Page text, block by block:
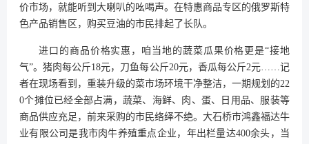
价市场，就能听到大喇叭的吆喝声。在特惠商品专区的俄罗斯特
色产品销售区，购买豆油的市民排起了长队。
进口的商品价格实惠，咱当地的蔬菜瓜果价格更是“接地
气”。猪肉每公斤18元，刀鱼每公斤20元，香瓜每公斤2元……记
者在现场看到，重装升级的菜市场环境干净整洁，一期规划的22
0个摊位已经全部占满，蔬菜、海鲜、肉、蛋、日用品、服装等
商品供应充足，前来采购的市民络绎不绝。大石桥市鸿鑫福达牛
业有限公司是我市肉牛养殖重点企业，年出栏量达400余头，当